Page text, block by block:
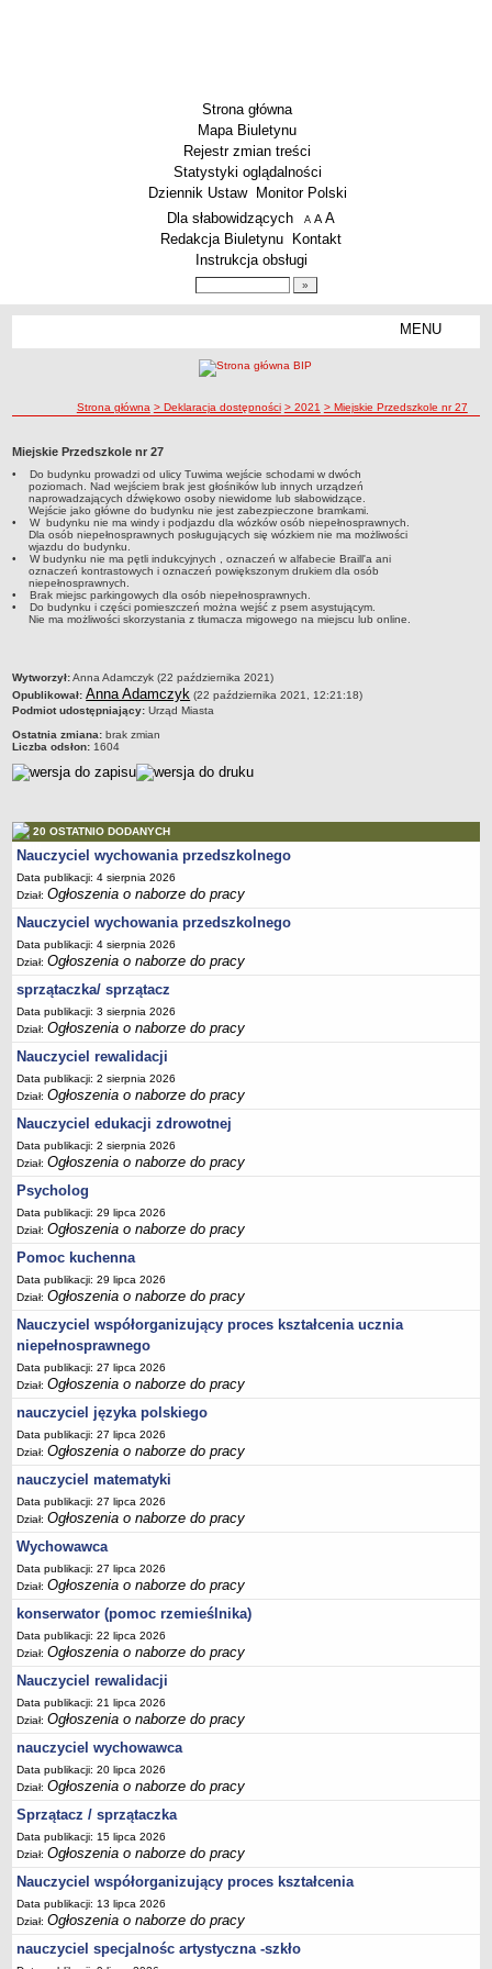
Strona główna
Mapa Biuletynu
Rejestr zmian treści
Statystyki oglądalności
Dziennik Ustaw
Monitor Polski
Menu dodatkowe
Dla słabowidzących A pomniejsz czcionkę
A standardowy rozmiar czcionki
A
Redakcja Biuletynu
Kontakt
Instrukcja obsługi
MENU
Żłobki i przedszkola
Inne placówki
PRACA W PLACÓWKACH OŚWIATWYCH
ZARZĄDZENIA
PRZETARGI
SPRAWOZDANIA FINANSOWE
2018
2021
2023
2024
OGŁOSZENIA
DEKLARACJA DOSTĘPNOŚCI
2021
2025
RAPORTY O STANIE DOSTĘPNOŚCI
ścieżka nawigacji
Strona główna > Deklaracja dostępności > 2021 > Miejskie Przedszkole nr 27
Miejskie Przedszkole nr 27
• Do budynku prowadzi od ulicy Tuwima wejście schodami w dwóch
poziomach. Nad wejściem brak jest głośników lub innych urządzeń
naprowadzających dźwiękowo osoby niewidome lub słabowidzące.
Wejście jako główne do budynku nie jest zabezpieczone bramkami.
• W budynku nie ma windy i podjazdu dla wózków osób niepełnosprawnych.
Dla osób niepełnosprawnych posługujących się wózkiem nie ma możliwości
wjazdu do budynku.
• W budynku nie ma pętli indukcyjnych , oznaczeń w alfabecie Braill'a ani
oznaczeń kontrastowych i oznaczeń powiększonym drukiem dla osób
niepełnosprawnych.
• Brak miejsc parkingowych dla osób niepełnosprawnych.
• Do budynku i części pomieszczeń można wejść z psem asystującym.
Nie ma możliwości skorzystania z tłumacza migowego na miejscu lub online.
metryczka
Wytworzył:Anna Adamczyk (22 października 2021)
Opublikował: Anna Adamczyk (22 października 2021, 12:21:18)
Podmiot udostępniający: Urząd Miasta
Ostatnia zmiana: brak zmian
Liczba odsłon: 1604
20 OSTATNIO DODANYCH
Nauczyciel wychowania przedszkolnego
Data publikacji: 4 sierpnia 2026
Dział:Ogłoszenia o naborze do pracy
Nauczyciel wychowania przedszkolnego
Data publikacji: 4 sierpnia 2026
Dział:Ogłoszenia o naborze do pracy
sprzątaczka/ sprzątacz
Data publikacji: 3 sierpnia 2026
Dział:Ogłoszenia o naborze do pracy
Nauczyciel rewalidacji
Data publikacji: 2 sierpnia 2026
Dział:Ogłoszenia o naborze do pracy
Nauczyciel edukacji zdrowotnej
Data publikacji: 2 sierpnia 2026
Dział:Ogłoszenia o naborze do pracy
Psycholog
Data publikacji: 29 lipca 2026
Dział:Ogłoszenia o naborze do pracy
Pomoc kuchenna
Data publikacji: 29 lipca 2026
Dział:Ogłoszenia o naborze do pracy
Nauczyciel współorganizujący proces kształcenia ucznia
niepełnosprawnego
Data publikacji: 27 lipca 2026
Dział:Ogłoszenia o naborze do pracy
nauczyciel języka polskiego
Data publikacji: 27 lipca 2026
Dział:Ogłoszenia o naborze do pracy
nauczyciel matematyki
Data publikacji: 27 lipca 2026
Dział:Ogłoszenia o naborze do pracy
Wychowawca
Data publikacji: 27 lipca 2026
Dział:Ogłoszenia o naborze do pracy
konserwator (pomoc rzemieślnika)
Data publikacji: 22 lipca 2026
Dział:Ogłoszenia o naborze do pracy
Nauczyciel rewalidacji
Data publikacji: 21 lipca 2026
Dział:Ogłoszenia o naborze do pracy
nauczyciel wychowawca
Data publikacji: 20 lipca 2026
Dział:Ogłoszenia o naborze do pracy
Sprzątacz / sprzątaczka
Data publikacji: 15 lipca 2026
Dział:Ogłoszenia o naborze do pracy
Nauczyciel współorganizujący proces kształcenia
Data publikacji: 13 lipca 2026
Dział:Ogłoszenia o naborze do pracy
nauczyciel specjalnośc artystyczna -szkło